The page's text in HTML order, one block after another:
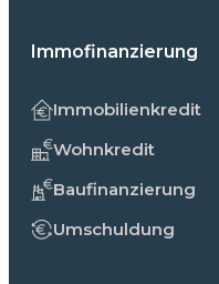
Immofinanzierung
Immobilienkredit
Wohnkredit
Baufinanzierung
Umschuldung